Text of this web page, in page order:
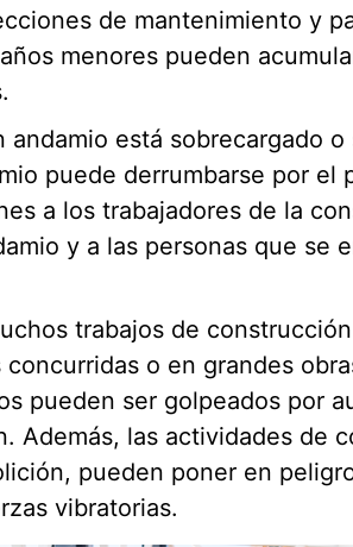
de mantenimiento y
menores pueden
andamio está sobrecargado
puede derrumbarse por el
a los trabajadores de la
y a las personas que se
trabajos de
o en grandes
pueden ser golpeados por
Además, las actividades de
pueden poner en
vibratorias.